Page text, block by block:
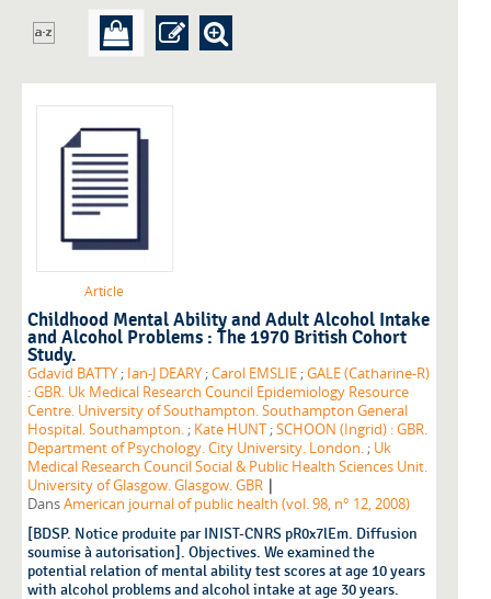
Article
Childhood Mental Ability and Adult Alcohol Intake
and Alcohol Problems : The 1970 British Cohort
Study.
Gdavid BATTY ; Ian-J DEARY ;Carol EMSLIE ;GALE (Catharine-R)
: GBR. Uk Medical Research Council Epidemiology Resource
Centre. University of Southampton. Southampton General
Hospital. Southampton. ; Kate HUNT ;SCHOON (Ingrid) : GBR.
Department of Psychology. City University. London. ; Uk
Medical Research Council Social & Public Health Sciences Unit.
University of Glasgow. Glasgow. GBR |
DansAmerican journal of public health (vol. 98, n° 12, 2008)
[BDSP. Notice produite par INIST-CNRS pR0x7lEm. Diffusion
soumise à autorisation]. Objectives. We examined the
potential relation of mental ability test scores at age 10 years
with alcohol problems and alcohol intake at age 30 years.